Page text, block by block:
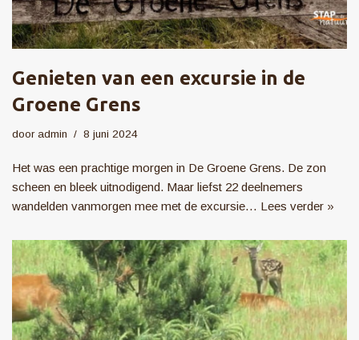
Genieten van een excursie in de
Groene Grens
door admin 8 juni 2024
Het was een prachtige morgen in De Groene Grens. De zon
scheen en bleek uitnodigend. Maar liefst 22 deelnemers
wandelden vanmorgen mee met de excursie… Lees verder »